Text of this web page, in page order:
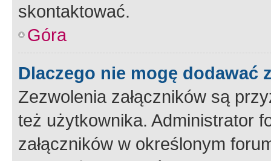
skontaktować.
Góra
Dlaczego nie mogę dodawać
Zezwolenia załączników są
też użytkownika. Administrator
załączników w określonym